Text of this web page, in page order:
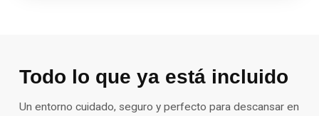
Todo lo que ya está incluido
Un entorno cuidado, seguro y perfecto para descansar en